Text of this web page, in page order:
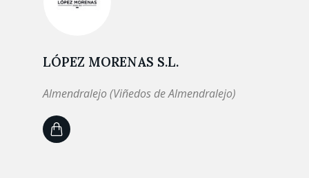
LÓPEZ MORENAS S.L.
Almendralejo (Viñedos de Almendralejo)